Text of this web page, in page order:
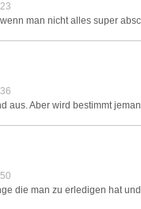
man nicht alles super
aus. Aber wird bestimmt
die man zu erledigen hat